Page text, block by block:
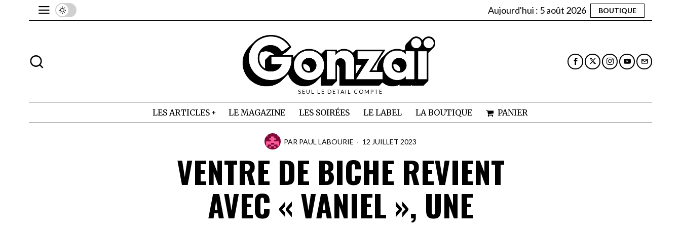
Aujourd'hui : 5 août 2026 BOUTIQUE
SEUL LE DETAIL COMPTE
LES ARTICLES LE MAGAZINE LES SOIRÉES LE LABEL LA BOUTIQUE PANIER
PAR PAUL LABOURIE 12 JUILLET 2023
VENTRE DE BICHE REVIENT
AVEC « VANIEL », UNE